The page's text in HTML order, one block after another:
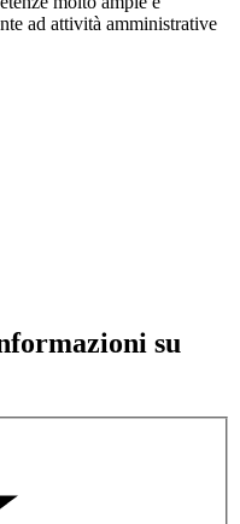
ad attività amministrative
su